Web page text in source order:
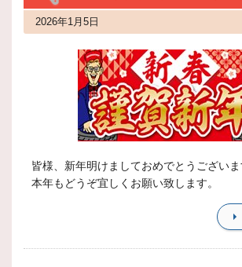
2026年1月5日
皆様、新年明けましておめでとうございま
本年もどうぞ宜しくお願い致します。